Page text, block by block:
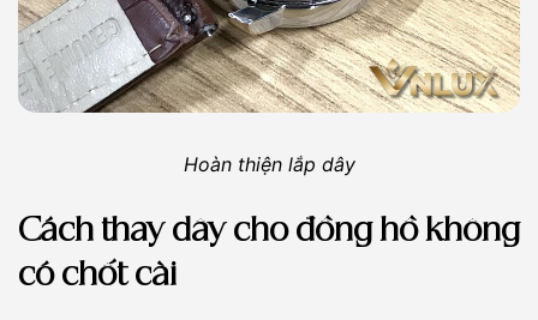
Hoàn thiện lắp dây
Cách thay dây cho đồng hồ không
có chốt cài